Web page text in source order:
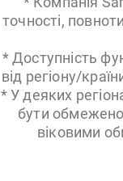
точності,
* Доступність
від регіону/
* У деяких
бути обмежено
віковими